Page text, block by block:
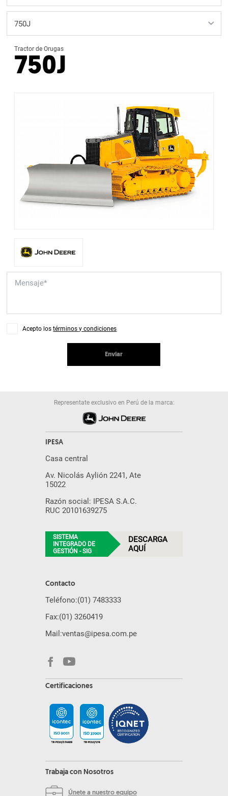
Tractor de Orugas
750J
Acepto lostérminos y condiciones
Enviar
Representate exclusivo en Perú de la marca:
IPESA
Casa central
Av. Nicolás Aylión 2241, Ate
15022
Razón social: IPESA S.A.C.
RUC 20101639275
SISTEMA
INTEGRADO DE
GESTIÓN - SIG
DESCARGA
AQUÍ
Contacto
Teléfono:(01) 7483333
Fax:(01) 3260419
Mail:ventas@ipesa.com.pe
Certificaciones
Trabaja con Nosotros
Únete a nuestro equipo